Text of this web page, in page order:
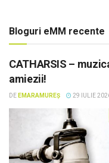
Bloguri eMM recente
CATHARSIS –
amiezii!
DE EMARAMUREȘ 29 IULIE